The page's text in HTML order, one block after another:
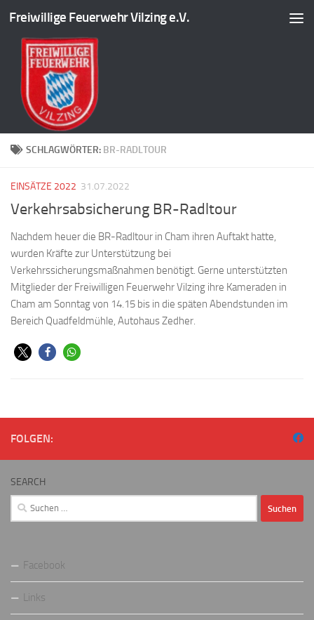
Zum Inhalt springen
Freiwillige Feuerwehr Vilzing e.V.
SCHLAGWÖRTER: BR-RADLTOUR
EINSÄTZE 2022 31.07.2022
Verkehrsabsicherung BR-Radltour
Nachdem heuer die BR-Radltour in Cham ihren Auftakt hatte,
wurden Kräfte zur Unterstützung bei
Verkehrssicherungsmaßnahmen benötigt. Gerne unterstützten
Mitglieder der Freiwilligen Feuerwehr Vilzing ihre Kameraden in
Cham am Sonntag von 14.15 bis in die späten Abendstunden im
Bereich Quadfeldmühle, Autohaus Zedher.
FOLGEN:
SEARCH
Suchen
nach:
Facebook
Links